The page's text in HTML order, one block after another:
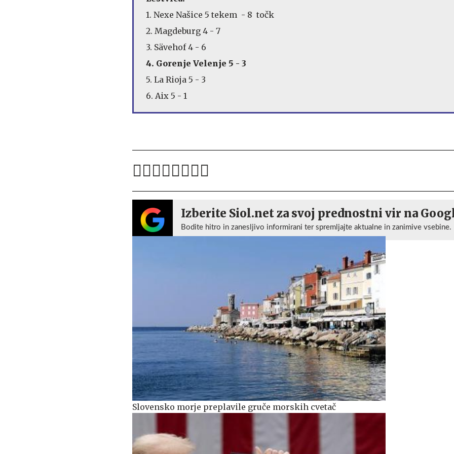
1. Nexe Našice 5 tekem - 8 točk
2. Magdeburg 4 - 7
3. Sävehof 4 - 6
4. Gorenje Velenje 5 - 3
5. La Rioja 5 - 3
6. Aix 5 - 1
Izberite Siol.net za svoj prednostni vir na
Bodite hitro in zanesljivo informirani ter spremljajte aktualne in zanimive vsebine.
Slovensko morje preplavile gruče morskih cvetač